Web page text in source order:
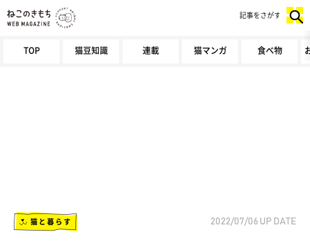
TOP 猫豆知識 連載 猫マンガ 食べ物
記事をさがす
猫と暮らす 2022/07/06 UP DATE